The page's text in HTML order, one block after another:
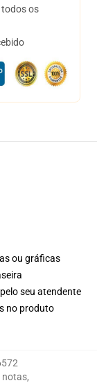
os
ou gráficas
seu atendente
no produto
notas,